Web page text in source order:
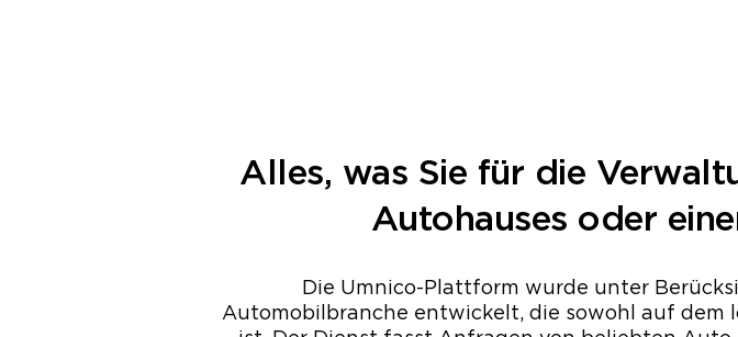
Alles, was Sie für die
Autohauses oder
Die Umnico-Plattform wurde unter
Automobilbranche entwickelt, die sowohl auf